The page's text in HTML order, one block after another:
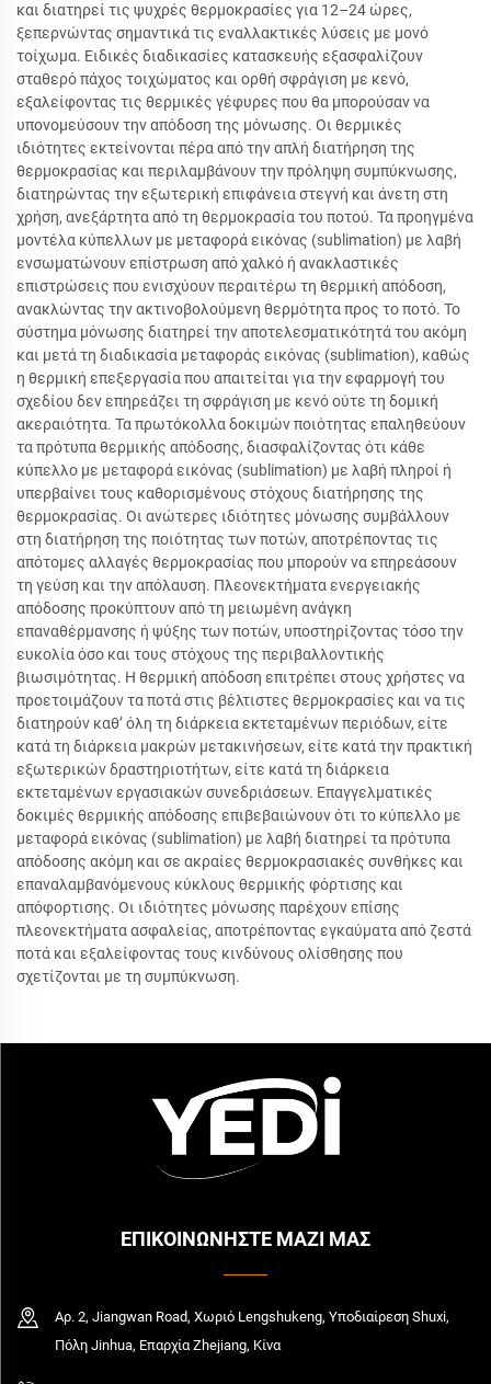
και διατηρεί τις ψυχρές θερμοκρασίες για 12–24 ώρες,
ξεπερνώντας σημαντικά τις εναλλακτικές λύσεις με μονό
τοίχωμα. Ειδικές διαδικασίες κατασκευής εξασφαλίζουν
σταθερό πάχος τοιχώματος και ορθή σφράγιση με κενό,
εξαλείφοντας τις θερμικές γέφυρες που θα μπορούσαν να
υπονομεύσουν την απόδοση της μόνωσης. Οι θερμικές
ιδιότητες εκτείνονται πέρα από την απλή διατήρηση της
θερμοκρασίας και περιλαμβάνουν την πρόληψη συμπύκνωσης,
διατηρώντας την εξωτερική επιφάνεια στεγνή και άνετη στη
χρήση, ανεξάρτητα από τη θερμοκρασία του ποτού. Τα προηγμένα
μοντέλα κύπελλων με μεταφορά εικόνας (sublimation) με λαβή
ενσωματώνουν επίστρωση από χαλκό ή ανακλαστικές
επιστρώσεις που ενισχύουν περαιτέρω τη θερμική απόδοση,
ανακλώντας την ακτινοβολούμενη θερμότητα προς το ποτό. Το
σύστημα μόνωσης διατηρεί την αποτελεσματικότητά του ακόμη
και μετά τη διαδικασία μεταφοράς εικόνας (sublimation), καθώς
η θερμική επεξεργασία που απαιτείται για την εφαρμογή του
σχεδίου δεν επηρεάζει τη σφράγιση με κενό ούτε τη δομική
ακεραιότητα. Τα πρωτόκολλα δοκιμών ποιότητας επαληθεύουν
τα πρότυπα θερμικής απόδοσης, διασφαλίζοντας ότι κάθε
κύπελλο με μεταφορά εικόνας (sublimation) με λαβή πληροί ή
υπερβαίνει τους καθορισμένους στόχους διατήρησης της
θερμοκρασίας. Οι ανώτερες ιδιότητες μόνωσης συμβάλλουν
στη διατήρηση της ποιότητας των ποτών, αποτρέποντας τις
απότομες αλλαγές θερμοκρασίας που μπορούν να επηρεάσουν
τη γεύση και την απόλαυση. Πλεονεκτήματα ενεργειακής
απόδοσης προκύπτουν από τη μειωμένη ανάγκη
επαναθέρμανσης ή ψύξης των ποτών, υποστηρίζοντας τόσο την
ευκολία όσο και τους στόχους της περιβαλλοντικής
βιωσιμότητας. Η θερμική απόδοση επιτρέπει στους χρήστες να
προετοιμάζουν τα ποτά στις βέλτιστες θερμοκρασίες και να τις
διατηρούν καθ’ όλη τη διάρκεια εκτεταμένων περιόδων, είτε
κατά τη διάρκεια μακρών μετακινήσεων, είτε κατά την πρακτική
εξωτερικών δραστηριοτήτων, είτε κατά τη διάρκεια
εκτεταμένων εργασιακών συνεδριάσεων. Επαγγελματικές
δοκιμές θερμικής απόδοσης επιβεβαιώνουν ότι το κύπελλο με
μεταφορά εικόνας (sublimation) με λαβή διατηρεί τα πρότυπα
απόδοσης ακόμη και σε ακραίες θερμοκρασιακές συνθήκες και
επαναλαμβανόμενους κύκλους θερμικής φόρτισης και
απόφορτισης. Οι ιδιότητες μόνωσης παρέχουν επίσης
πλεονεκτήματα ασφαλείας, αποτρέποντας εγκαύματα από ζεστά
ποτά και εξαλείφοντας τους κινδύνους ολίσθησης που
σχετίζονται με τη συμπύκνωση.
ΕΠΙΚΟΙΝΩΝΗΣΤΕ ΜΑΖΙ ΜΑΣ
Αρ. 2, Jiangwan Road, Χωριό Lengshukeng, Υποδιαίρεση Shuxi,
Πόλη Jinhua, Επαρχία Zhejiang, Κίνα